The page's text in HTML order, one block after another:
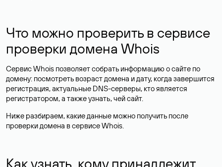
Что можно проверить в сервисе
проверки домена Whois
Сервис Whois позволяет собрать информацию о сайте по
домену: посмотреть возраст домена и дату, когда завершится
регистрация, актуальные DNS-серверы, кто является
регистратором, а также узнать, чей сайт.
Ниже разбираем, какие данные можно получить после
проверки домена в сервисе Whois.
Как узнать, кому принадлежит